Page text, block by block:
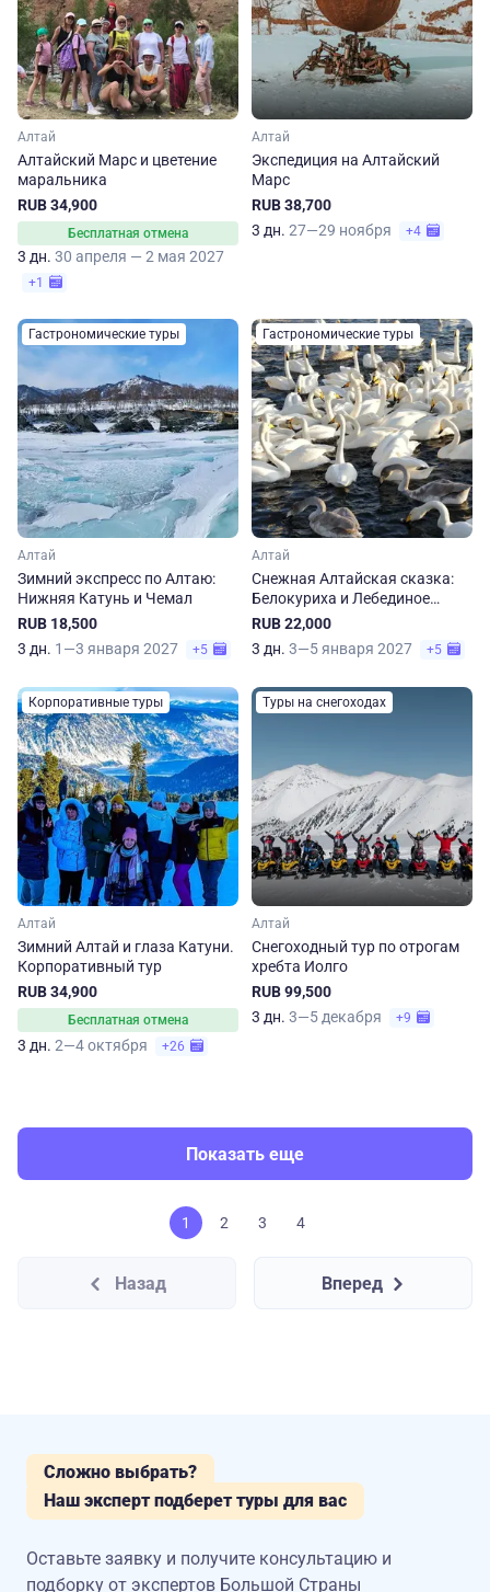
Алтай
Алтайский Марс и цветение
маральника
RUB 34,900
Бесплатная отмена
3 дн. 30 апреля — 2 мая 2027
+1
Алтай
Экспедиция на Алтайский
Марс
RUB 38,700
3 дн. 27—29 ноября +4
Гастрономические туры
Алтай
Зимний экспресс по Алтаю:
Нижняя Катунь и Чемал
RUB 18,500
3 дн. 1—3 января 2027 +5
Гастрономические туры
Алтай
Снежная Алтайская сказка:
Белокуриха и Лебединое
озеро
RUB 22,000
3 дн. 3—5 января 2027 +5
Корпоративные туры
Алтай
Зимний Алтай и глаза Катуни.
Корпоративный тур
RUB 34,900
Бесплатная отмена
3 дн. 2—4 октября +26
Туры на снегоходах
Алтай
Снегоходный тур по отрогам
хребта Иолго
RUB 99,500
3 дн. 3—5 декабря +9
Показать еще
1 2 3 4
Назад Вперед
Сложно выбрать?
Наш эксперт подберет туры для вас
Оставьте заявку и получите консультацию и
подборку от экспертов Большой Страны